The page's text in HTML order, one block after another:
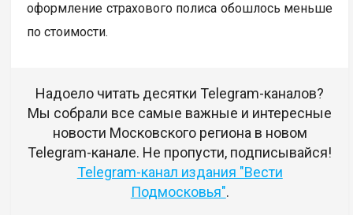
оформление страхового полиса обошлось меньше
по стоимости.
Надоело читать десятки Telegram-каналов?
Мы собрали все самые важные и интересные
новости Московского региона в новом
Telegram-канале. Не пропусти, подписывайся!
Telegram-канал издания "Вести
Подмосковья".